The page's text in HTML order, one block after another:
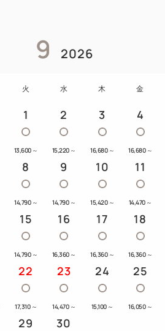
9 2026
火 水 木 金
1
13,600 ～
2
15,220 ～
3
16,680 ～
4
16,680 ～
8
14,790 ～
9
14,790 ～
10
15,420 ～
11
14,470 ～
15
14,790 ～
16
16,360 ～
17
16,360 ～
18
16,360 ～
22
17,310 ～
23
14,470 ～
24
15,100 ～
25
16,050 ～
29 30